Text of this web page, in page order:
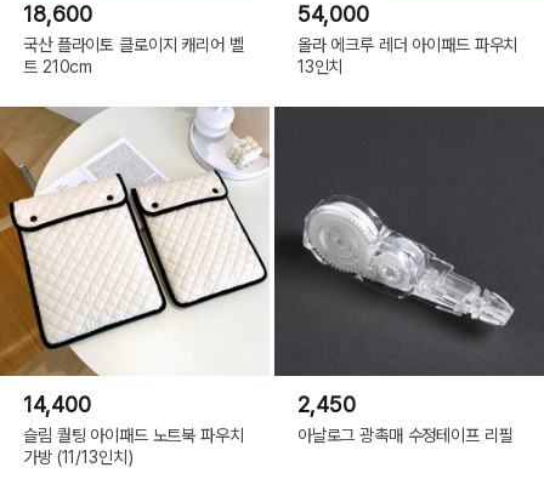
18,600
국산 플라이토 클로이지 캐리어 벨
트 210cm
54,000
올라 에크루 레더 아이패드 파우치
13인치
14,400
슬림 퀄팅 아이패드 노트북 파우치
가방 (11/13인치)
2,450
아날로그 광촉매 수정테이프 리필